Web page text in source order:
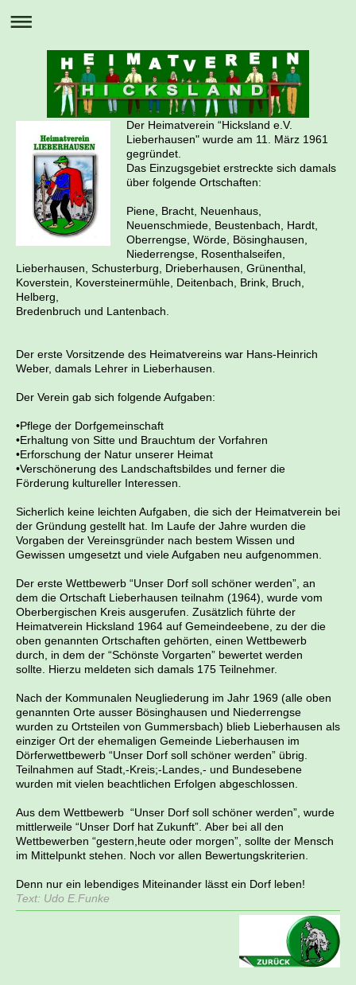
Der Heimatverein “Hicksland e.V.
Lieberhausen" wurde am 11. März 1961
gegründet.
Das Einzugsgebiet erstreckte sich damals
über folgende Ortschaften:
Piene, Bracht, Neuenhaus,
Neuenschmiede, Beustenbach, Hardt,
Oberrengse, Wörde, Bösinghausen,
Niederrengse, Rosenthalseifen,
Lieberhausen, Schusterburg, Drieberhausen, Grünenthal,
Koverstein,
Koversteinermühle, Deitenbach, Brink, Bruch,
Helberg,
Bredenbruch und Lantenbach.
Der erste Vorsitzende des Heimatvereins war Hans-Heinrich
Weber, damals Lehrer in Lieberhausen.
Der Verein gab sich folgende Aufgaben:
•Pflege der Dorfgemeinschaft
•Erhaltung von Sitte und Brauchtum der Vorfahren
•Erforschung der Natur unserer Heimat
•Verschönerung des Landschaftsbildes und ferner die
Förderung kultureller Interessen.
Sicherlich keine leichten Aufgaben, die sich der Heimatverein bei
der Gründung gestellt hat. Im Laufe der Jahre wurden die
Vorgaben der Vereinsgründer nach bestem Wissen und
Gewissen umgesetzt und viele Aufgaben neu aufgenommen.
Der erste Wettbewerb “Unser Dorf soll schöner werden”, an
dem die Ortschaft Lieberhausen teilnahm (1964), wurde vom
Oberbergischen Kreis ausgerufen. Zusätzlich führte der
Heimatverein Hicksland 1964 auf Gemeindeebene, zu der die
oben genannten Ortschaften gehörten, einen Wettbewerb
durch, in dem der “Schönste Vorgarten” bewertet werden
sollte. Hierzu meldeten sich damals 175 Teilnehmer.
Nach der Kommunalen Neugliederung im Jahr 1969 (alle oben
genannten Orte ausser Bösinghausen und Niederrengse
wurden zu Ortsteilen von Gummersbach) blieb Lieberhausen als
einziger Ort der ehemaligen Gemeinde Lieberhausen im
Dörferwettbewerb “Unser Dorf soll schöner werden” übrig.
Teilnahmen auf Stadt,-Kreis;-Landes,- und Bundesebene
wurden mit vielen beachtlichen Erfolgen abgeschlossen.
Aus dem Wettbewerb “Unser Dorf soll schöner werden”, wurde
mittlerweile “Unser Dorf hat Zukunft”. Aber bei all den
Wettbewerben “gestern,heute oder morgen”, sollte der Mensch
im Mittelpunkt stehen.
Noch vor allen Bewertungskriterien.
Denn nur ein lebendiges Miteinander lässt ein Dorf leben!
Text: Udo E.Funke